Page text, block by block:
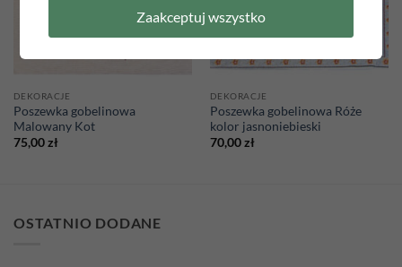
DEKORACJE
Poszewka gobelinowa
Malowany Kot
75,00zł
DEKORACJE
Poszewka gobelinowa Róże
kolor jasnoniebieski
70,00zł
OSTATNIO DODANE
Zaakceptuj wszystko